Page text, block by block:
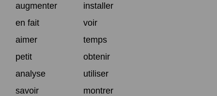
augmenter
installer
en fait
voir
aimer
temps
petit
obtenir
analyse
utiliser
savoir
montrer